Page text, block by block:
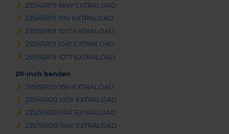
235/40R19 96W EXTRALOAD
235/45R19 99V EXTRALOAD
235/55R19 105T EXTRALOAD
255/45R19 104Y EXTRALOAD
255/50R19 107T EXTRALOAD
20-inch banden
195/55R20 95H EXTRALOAD
235/45R20 100V EXTRALOAD
235/50R20 104T EXTRALOAD
235/50R20 104V EXTRALOAD